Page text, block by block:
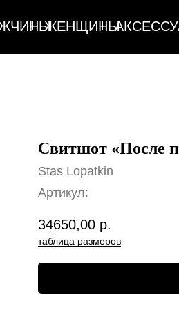
АКСЕССУАРЫДОМ
АКСЕССУАРЫДОМ
Свитшот «После
Stas Lopatkin
Артикул:
34650,00 р.
таблица размеров